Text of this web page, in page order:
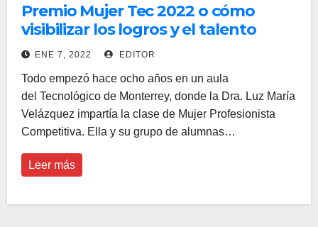
Premio Mujer Tec 2022 o cómo
visibilizar los logros y el talento
femenino
ENE 7, 2022 EDITOR
Todo empezó hace ocho años en un aula
del Tecnológico de Monterrey, donde la Dra. Luz María
Velázquez impartía la clase de Mujer Profesionista
Competitiva. Ella y su grupo de alumnas…
Leer más